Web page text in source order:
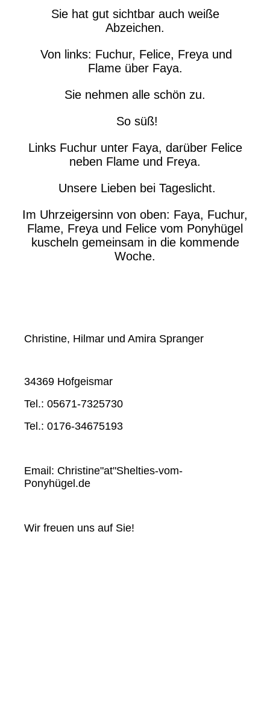
Sie hat gut sichtbar auch weiße
Abzeichen.
Von links: Fuchur, Felice, Freya und
Flame über Faya.
Sie nehmen alle schön zu.
So süß!
Links Fuchur unter Faya, darüber Felice
neben Flame und Freya.
Unsere Lieben bei Tageslicht.
Im Uhrzeigersinn von oben: Faya, Fuchur,
Flame, Freya und Felice vom Ponyhügel
kuscheln gemeinsam in die kommende
Woche.
Christine, Hilmar und Amira Spranger
34369 Hofgeismar
Tel.: 05671-7325730
Tel.: 0176-34675193
Email: Christine"at"Shelties-vom-
Ponyhügel.de
Wir freuen uns auf Sie!